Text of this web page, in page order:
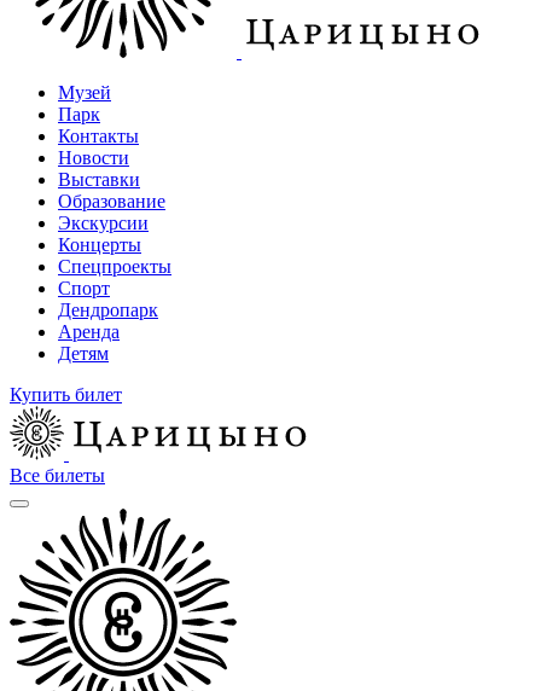
Музей
Парк
Контакты
Новости
Выставки
Образование
Экскурсии
Концерты
Спецпроекты
Спорт
Дендропарк
Аренда
Детям
Купить билет
Все билеты